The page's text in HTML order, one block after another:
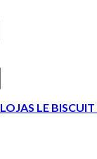
LOJAS LE